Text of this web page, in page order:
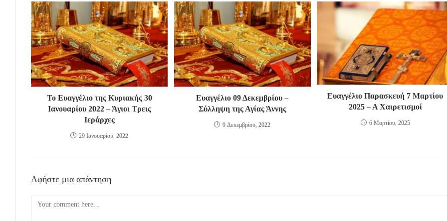
Το Ευαγγέλιο της Κυριακής 30
Ιανουαρίου 2022 – Άγιοι Τρεις
Ιεράρχες
29 Ιανουαρίου, 2022
Ευαγγέλιο 09 Δεκεμβρίου –
Σύλληψη της Αγίας Άννης
9 Δεκεμβρίου, 2022
Ευαγγέλιο Παρασκευή 7 Μαρτίου
2025 – Α Χαιρετισμοί
6 Μαρτίου, 2025
Αφήστε μια απάντηση
Comment